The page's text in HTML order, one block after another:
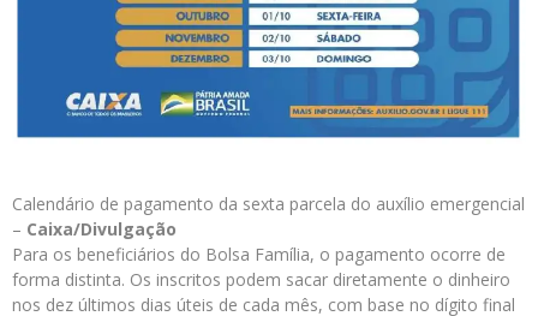
Calendário de pagamento da sexta parcela do auxílio emergencial
– Caixa/Divulgação
Para os beneficiários do Bolsa Família, o pagamento ocorre de
forma distinta. Os inscritos podem sacar diretamente o dinheiro
nos dez últimos dias úteis de cada mês, com base no dígito final